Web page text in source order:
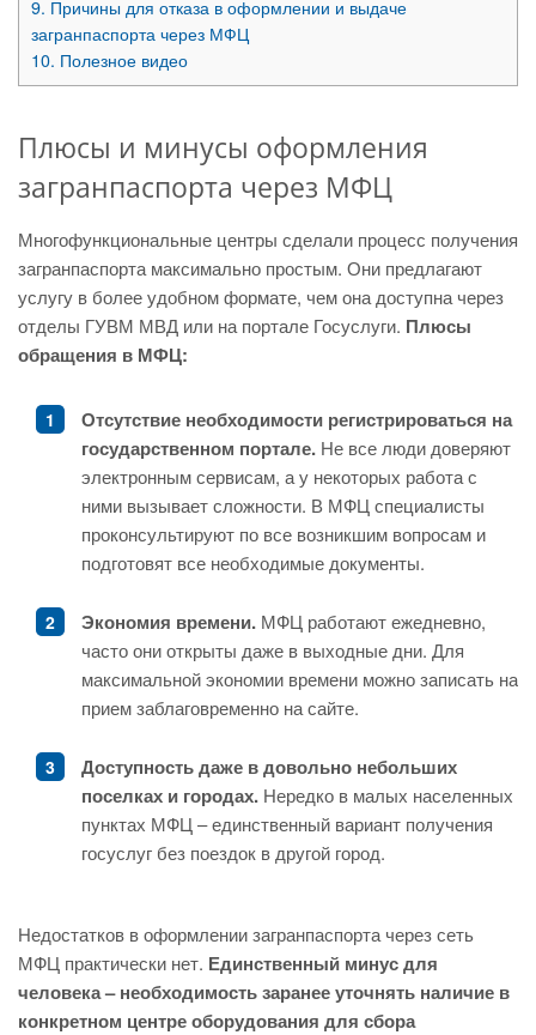
9. Причины для отказа в оформлении и выдаче
загранпаспорта через МФЦ
10. Полезное видео
Плюсы и минусы оформления
загранпаспорта через МФЦ
Многофункциональные центры сделали процесс получения
загранпаспорта максимально простым. Они предлагают
услугу в более удобном формате, чем она доступна через
отделы ГУВМ МВД или на портале Госуслуги. Плюсы
обращения в МФЦ:
Отсутствие необходимости регистрироваться на
государственном портале. Не все люди доверяют
электронным сервисам, а у некоторых работа с
ними вызывает сложности. В МФЦ специалисты
проконсультируют по все возникшим вопросам и
подготовят все необходимые документы.
Экономия времени. МФЦ работают ежедневно,
часто они открыты даже в выходные дни. Для
максимальной экономии времени можно записать на
прием заблаговременно на сайте.
Доступность даже в довольно небольших
поселках и городах. Нередко в малых населенных
пунктах МФЦ – единственный вариант получения
госуслуг без поездок в другой город.
Недостатков в оформлении загранпаспорта через сеть
МФЦ практически нет. Единственный минус для
человека – необходимость заранее уточнять наличие в
конкретном центре оборудования для сбора